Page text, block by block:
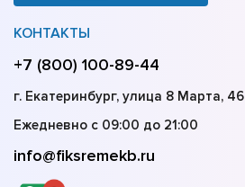
КОНТАКТЫ
+7 (800) 100-89-44
г. Екатеринбург, улица 8 Марта, 46
Ежедневно с 09:00 до 21:00
info@fiksremekb.ru